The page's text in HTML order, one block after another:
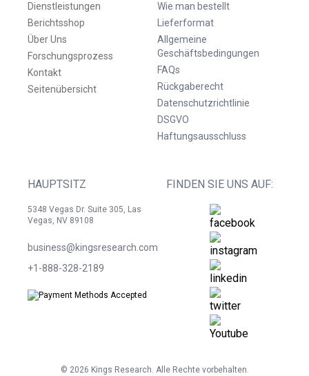
Dienstleistungen
Berichtsshop
Über Uns
Forschungsprozess
Kontakt
Seitenübersicht
Wie man bestellt
Lieferformat
Allgemeine
Geschäftsbedingungen
FAQs
Rückgaberecht
Datenschutzrichtlinie
DSGVO
Haftungsausschluss
HAUPTSITZ
5348 Vegas Dr. Suite 305, Las
Vegas, NV 89108
business@kingsresearch.com
+1-888-328-2189
FINDEN SIE UNS AUF:
© 2026 Kings Research. Alle Rechte vorbehalten.